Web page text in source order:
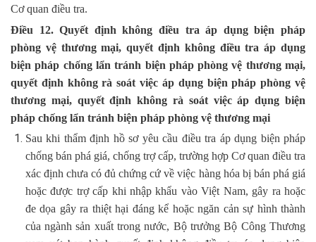
Cơ quan điều tra.
Điều 12. Quyết định không điều tra áp dụng biện pháp
phòng vệ thương mại, quyết định không điều tra áp dụng
biện pháp chống lẩn tránh biện pháp phòng vệ thương mại,
quyết định không rà soát việc áp dụng biện pháp phòng vệ
thương mại, quyết định không rà soát việc áp dụng biện
pháp chống lẩn tránh biện pháp phòng vệ thương mại
Sau khi thẩm định hồ sơ yêu cầu điều tra áp dụng biện pháp
chống bán phá giá, chống trợ cấp, trường hợp Cơ quan điều tra
xác định chưa có đủ chứng cứ về việc hàng hóa bị bán phá giá
hoặc được trợ cấp khi nhập khẩu vào Việt Nam, gây ra hoặc
đe dọa gây ra thiệt hại đáng kể hoặc ngăn cản sự hình thành
của ngành sản xuất trong nước, Bộ trưởng Bộ Công Thương